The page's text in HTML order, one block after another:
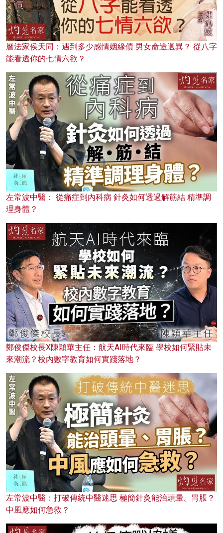
曆法家侯天同：遇到多少感情姻緣債 男女命途迥異？ 從八字
能看透你的七情六欲？
左常波中醫： 從痛症到內科病 針灸如何透過解筋結 精準調
理身體？
鄭俊傑校長X陳穎華主任：航天AI時代來臨 學校如何緊貼未
來潮流？校內數字教育如何實踐落地？
左常波中醫：打破傳統中醫迷思 極簡針灸能治頭暈、胃脹？
中風應如何急救？